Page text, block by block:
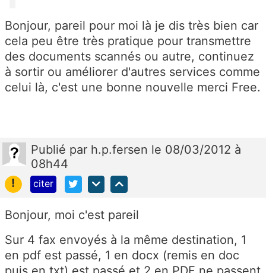
Bonjour, pareil pour moi là je dis très bien car
cela peu être très pratique pour transmettre
des documents scannés ou autre, continuez
à sortir ou améliorer d'autres services comme
celui là, c'est une bonne nouvelle merci Free.
Publié par h.p.fersen le 08/03/2012 à
08h44
!
citer
Bonjour, moi c'est pareil
Sur 4 fax envoyés à la même destination, 1
en pdf est passé, 1 en docx (remis en doc